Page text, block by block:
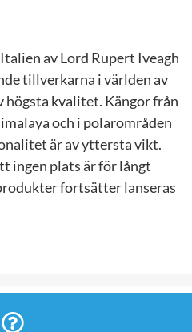
av Lord Rupert Iveagh
tillverkarna i världen av
högsta kvalitet. Kängor från
och i polarområden
är av yttersta vikt.
ingen plats är för långt
fortsätter lanseras